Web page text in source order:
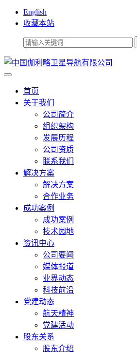
English
收藏本站
首页
关于我们
公司简介
组织架构
发展历程
公司资质
联系我们
解决方案
解决方案
合作业务
成功案例
成功案例
技术园地
资讯中心
公司要闻
媒体报道
业界动态
科技前沿
党建动态
航天精神
党建活动
股东关系
股东介绍